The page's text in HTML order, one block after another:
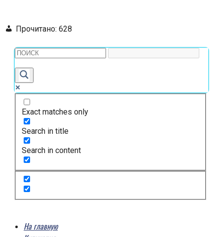
Прочитано: 628
Exact matches only
Search in title
Search in content
На главную